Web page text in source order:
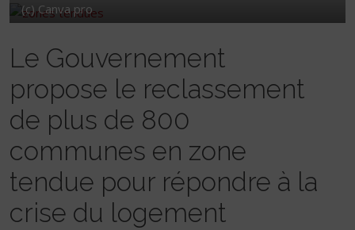
(c) Canva pro
Le Gouvernement
propose le reclassement
de plus de 800
communes en zone
tendue pour répondre à la
crise du logement